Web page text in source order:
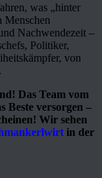
was „hinter
Menschen
Nachwendezeit –
Politiker,
von
Das Team vom
Beste versorgen –
Wir sehen
in der